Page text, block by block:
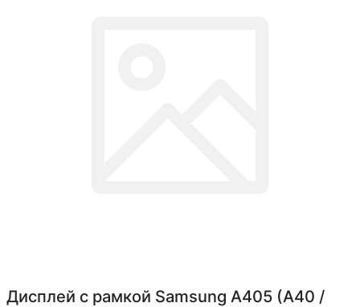
Дисплей с рамкой Samsung A405 (A40 /